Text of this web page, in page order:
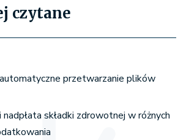
czytane
przetwarzanie plików
nadpłata składki zdrowotnej w różnych